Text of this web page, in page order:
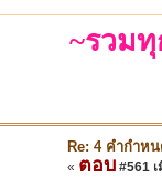
~รวม
Re: 4 คำกำห
« ตอบ #561